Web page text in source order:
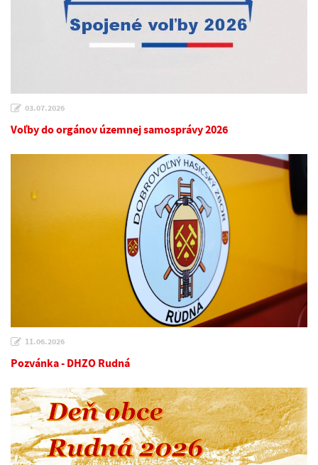
03.07.2026
Voľby do orgánov územnej samosprávy 2026
11.06.2026
Pozvánka - DHZO Rudná